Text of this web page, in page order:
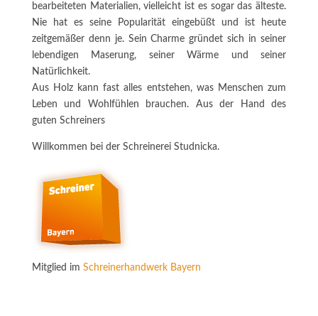
bearbeiteten Materialien, vielleicht ist es sogar das älteste.
Nie hat es seine Popularität eingebüßt und ist heute
zeitgemäßer denn je. Sein Charme gründet sich in seiner
lebendigen Maserung, seiner Wärme und seiner
Natürlichkeit.
Aus Holz kann fast alles entstehen, was Menschen zum
Leben und Wohlfühlen brauchen. Aus der Hand des
guten Schreiners
Willkommen bei der Schreinerei Studnicka.
Mitglied im Schreinerhandwerk Bayern